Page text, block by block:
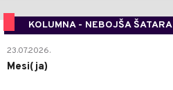
KOLUMNA - NEBOJŠA ŠATARA
23.07.2026.
Mesi(ja)